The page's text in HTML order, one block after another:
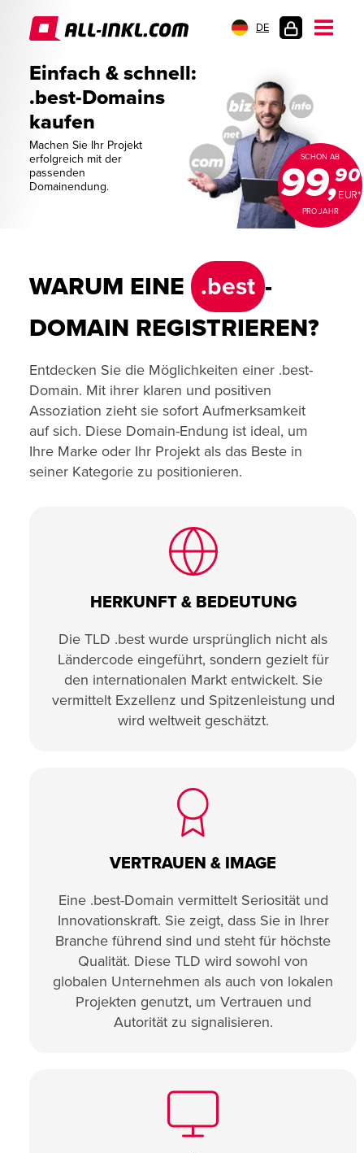
DE
Einfach & schnell:
.best-Domains
kaufen
Machen Sie Ihr Projekt
erfolgreich mit der
passenden
Domainendung.
SCHON AB
99,EUR*
90
PRO JAHR
WARUM EINE .best -
DOMAIN REGISTRIEREN?
Entdecken Sie die Möglichkeiten einer .best-
Domain. Mit ihrer klaren und positiven
Assoziation zieht sie sofort Aufmerksamkeit
auf sich. Diese Domain-Endung ist ideal, um
Ihre Marke oder Ihr Projekt als das Beste in
seiner Kategorie zu positionieren.
HERKUNFT & BEDEUTUNG
Die TLD .best wurde ursprünglich nicht als
Ländercode eingeführt, sondern gezielt für
den internationalen Markt entwickelt. Sie
vermittelt Exzellenz und Spitzenleistung und
wird weltweit geschätzt.
VERTRAUEN & IMAGE
Eine .best-Domain vermittelt Seriosität und
Innovationskraft. Sie zeigt, dass Sie in Ihrer
Branche führend sind und steht für höchste
Qualität. Diese TLD wird sowohl von
globalen Unternehmen als auch von lokalen
Projekten genutzt, um Vertrauen und
Autorität zu signalisieren.